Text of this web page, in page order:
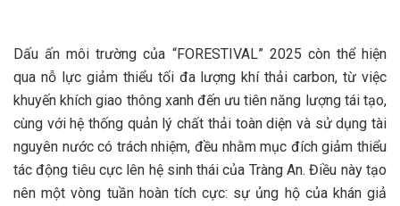
Dấu ấn môi trường của “FORESTIVAL” 2025 còn thể hiện
qua nỗ lực giảm thiểu tối đa lượng khí thải carbon, từ việc
khuyến khích giao thông xanh đến ưu tiên năng lượng tái tạo,
cùng với hệ thống quản lý chất thải toàn diện và sử dụng tài
nguyên nước có trách nhiệm, đều nhằm mục đích giảm thiểu
tác động tiêu cực lên hệ sinh thái của Tràng An. Điều này tạo
nên một vòng tuần hoàn tích cực: sự ủng hộ của khán giả